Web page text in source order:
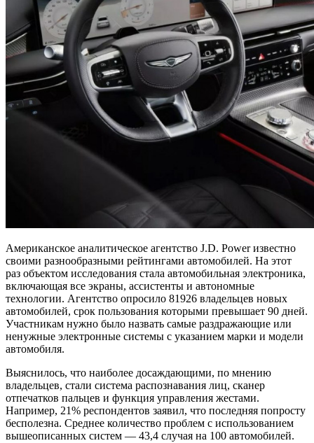
Американское аналитическое агентство J.D. Power известно
своими разнообразными рейтингами автомобилей. На этот
раз объектом исследования стала автомобильная электроника,
включающая все экраны, ассистенты и автономные
технологии. Агентство опросило 81926 владельцев новых
автомобилей, срок пользования которыми превышает 90 дней.
Участникам нужно было назвать самые раздражающие или
ненужные электронные системы с указанием марки и модели
автомобиля.
Выяснилось, что наиболее досаждающими, по мнению
владельцев, стали система распознавания лиц, сканер
отпечатков пальцев и функция управления жестами.
Например, 21% респондентов заявил, что последняя попросту
бесполезна. Среднее количество проблем с использованием
вышеописанных систем — 43,4 случая на 100 автомобилей.